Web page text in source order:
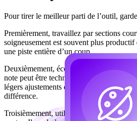
Pour tirer le meilleur parti de l’outil,
Premièrement, travaillez par sections
soigneusement est souvent plus productif
une piste entière d’un coup.
Deuxièmement, écoutez le ressenti, pas
note peut être techniquement sur la grille
légers ajustements de rythme et de
différence.
Troisièmement, utilisez le son de piano